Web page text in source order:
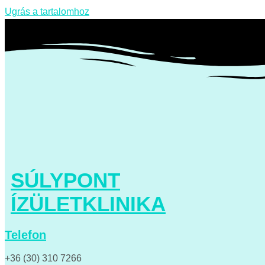
Ugrás a tartalomhoz
SÚLYPONT
ÍZÜLETKLINIKA
Telefon
+36 (30) 310 7266